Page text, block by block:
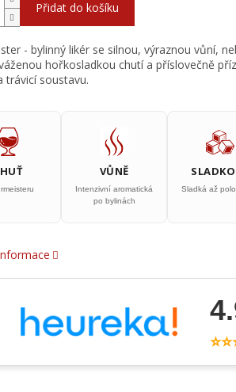
Přidat do košíku
- bylinný likér se silnou, výraznou vůní,
hořkosladkou chutí a příslovečně
trávicí soustavu.
VŮNĚ
Intenzivní aromatická
po bylinách
Sladká až